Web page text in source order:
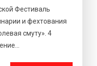
Фестиваль
и фехтования
смуту». 4